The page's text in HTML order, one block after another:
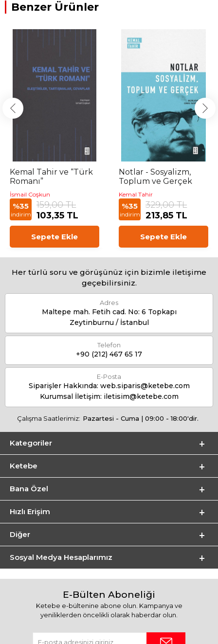
Benzer Ürünler
Kemal Tahir ve “Türk
Romanı”
İsmail Coşkun
%35
indirim
159,00 TL
103,35 TL
Sepete Ekle
Notlar - Sosyalizm,
Toplum ve Gerçek
Kemal Tahir
%35
indirim
329,00 TL
213,85 TL
Sepete Ekle
Her türlü soru ve görüşünüz için bizimle iletişime
geçebilirsiniz.
Adres
Maltepe mah. Fetih cad. No: 6 Topkapı
Zeytinburnu / İstanbul
Telefon
+90 (212) 467 65 17
E-Posta
Siparişler Hakkında: web.siparis@ketebe.com
Kurumsal İletişim: iletisim@ketebe.com
Çalışma Saatlerimiz: Pazartesi - Cuma | 09:00 - 18:00'dir.
Kategoriler
Ketebe
Bana Özel
Hızlı Erişim
Diğer
Sosyal Medya Hesaplarımız
E-Bülten Aboneliği
Ketebe e-bültenine abone olun. Kampanya ve
yeniliklerden öncelikli olarak haberdar olun.